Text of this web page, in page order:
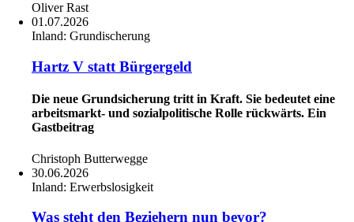
Oliver Rast
01.07.2026
Inland: Grundischerung
Hartz V statt Bürgergeld
Die neue Grundsicherung tritt in Kraft. Sie bedeutet eine
arbeitsmarkt- und sozialpolitische Rolle rückwärts. Ein
Gastbeitrag
Christoph Butterwegge
30.06.2026
Inland: Erwerbslosigkeit
Was steht den Beziehern nun bevor?